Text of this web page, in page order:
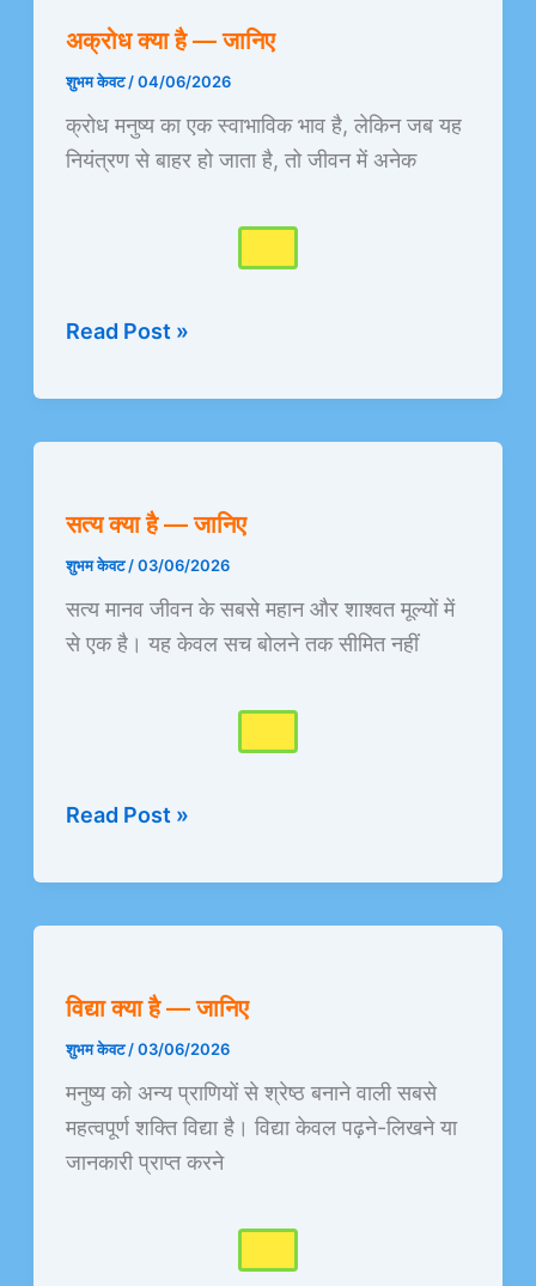
अक्रोध क्या है — जानिए
शुभम केवट/04/06/2026
क्रोध मनुष्य का एक स्वाभाविक भाव है, लेकिन जब यह
नियंत्रण से बाहर हो जाता है, तो जीवन में अनेक
है
—
जानिए
Read Post »
सत्य क्या है — जानिए
शुभम केवट/03/06/2026
सत्य मानव जीवन के सबसे महान और शाश्वत मूल्यों में
से एक है। यह केवल सच बोलने तक सीमित नहीं
है
—
Read Post »
विद्या क्या है — जानिए
शुभम केवट/03/06/2026
मनुष्य को अन्य प्राणियों से श्रेष्ठ बनाने वाली सबसे
महत्वपूर्ण शक्ति विद्या है। विद्या केवल पढ़ने-लिखने या
जानकारी प्राप्त करने
है
—